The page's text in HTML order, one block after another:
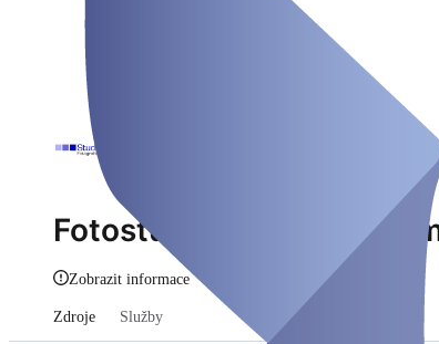
Fotostudio München
Zobrazit informace
Zdroje Služby